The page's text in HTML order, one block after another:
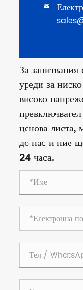

За
уреди за
високо
ценова листа,
до нас и ние
24 часа.